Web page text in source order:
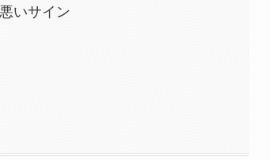
いサイン